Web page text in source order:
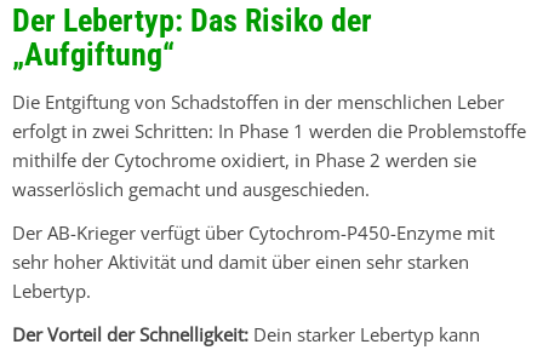
Der Lebertyp: Das Risiko der
„Aufgiftung“
Die Entgiftung von Schadstoffen in der menschlichen Leber
erfolgt in zwei Schritten: In Phase 1 werden die Problemstoffe
mithilfe der Cytochrome oxidiert, in Phase 2 werden sie
wasserlöslich gemacht und ausgeschieden.
Der AB-Krieger verfügt über Cytochrom-P450-Enzyme mit
sehr hoher Aktivität und damit über einen sehr starken
Lebertyp.
Der Vorteil der Schnelligkeit: Dein starker Lebertyp kann